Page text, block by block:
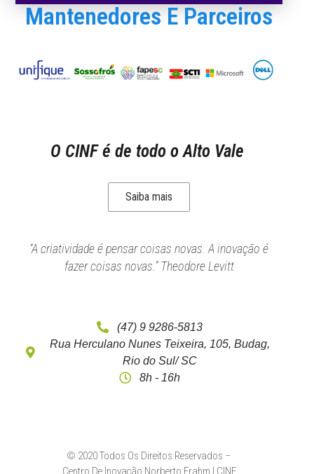
Mantenedores E Parceiros
O CINF é de todo o Alto Vale
Saiba mais
“A criatividade é pensar coisas novas. A inovação é
fazer coisas novas.” Theodore Levitt
(47) 9 9286-5813
Rua Herculano Nunes Teixeira, 105, Budag,
Rio do Sul/ SC
8h - 16h
© 2020 Todos Os Direitos Reservados –
Centro De Inovação Norberto Frahm | CINF